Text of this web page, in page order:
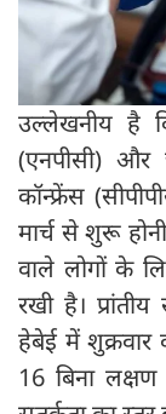
उल्लेखनीय है
(एनपीसी) और
कॉन्फ्रेंस
मार्च से शुरू
वाले लोगों के
रखी है।
हेबेई में
16 बिना